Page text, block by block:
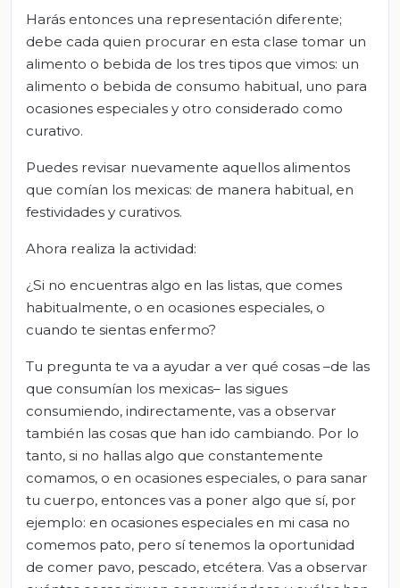
Harás entonces una representación diferente;
debe cada quien procurar en esta clase tomar un
alimento o bebida de los tres tipos que vimos: un
alimento o bebida de consumo habitual, uno para
ocasiones especiales y otro considerado como
curativo.
Puedes revisar nuevamente aquellos alimentos
que comían los mexicas: de manera habitual, en
festividades y curativos.
Ahora realiza la actividad:
¿Si no encuentras algo en las listas, que comes
habitualmente, o en ocasiones especiales, o
cuando te sientas enfermo?
Tu pregunta te va a ayudar a ver qué cosas –de las
que consumían los mexicas– las sigues
consumiendo, indirectamente, vas a observar
también las cosas que han ido cambiando. Por lo
tanto, si no hallas algo que constantemente
comamos, o en ocasiones especiales, o para sanar
tu cuerpo, entonces vas a poner algo que sí, por
ejemplo: en ocasiones especiales en mi casa no
comemos pato, pero sí tenemos la oportunidad
de comer pavo, pescado, etcétera. Vas a observar